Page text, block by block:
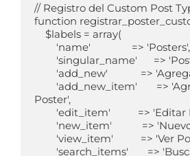
// Registro del Custom Post
function
Poster',